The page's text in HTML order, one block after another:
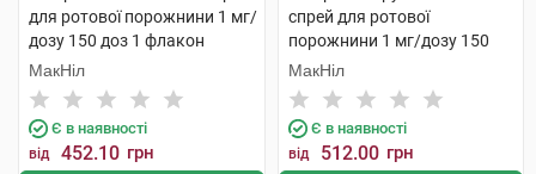
для ротової порожнини 1 мг/
дозу 150 доз 1 флакон
МакНіл
Є в наявності
від 452.10 грн
спрей для ротової
порожнини 1 мг/дозу 150
доз 1 флакон
МакНіл
Є в наявності
від 512.00 грн